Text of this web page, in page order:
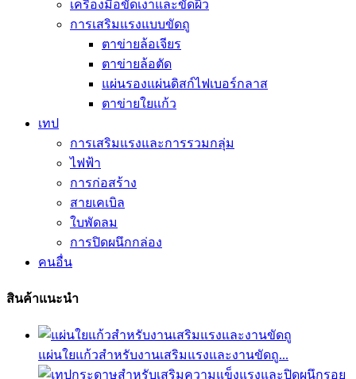
เครื่องมือขัดเงาและขัดผิว
การเสริมแรงแบบขัดถู
ตาข่ายล้อเจียร
ตาข่ายล้อตัด
แผ่นรองแผ่นดิสก์ไฟเบอร์กลาส
ตาข่ายใยแก้ว
เทป
การเสริมแรงและการรวมกลุ่ม
ไฟฟ้า
การก่อสร้าง
สายเคเบิล
ใบพัดลม
การปิดผนึกกล่อง
คนอื่น
สินค้าแนะนำ
แผ่นใยแก้วสำหรับงานเสริมแรงและงานขัดถู...